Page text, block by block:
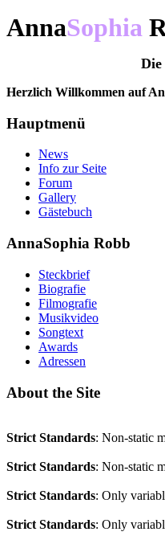
AnnaSophia
Die
Herzlich Willkommen auf
Hauptmenü
News
Info zur Seite
Forum
Gallery
Gästebuch
AnnaSophia Robb
Steckbrief
Biografie
Filmografie
Musikvideo
Songtext
Awards
Adressen
About the Site
Strict Standards: Non-static
Strict Standards: Non-static
Strict Standards: Only
Strict Standards: Only